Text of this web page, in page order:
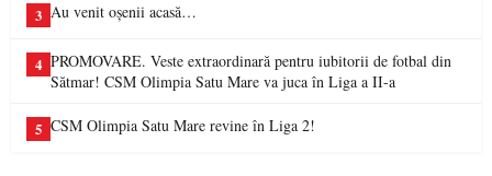
3 Au venit oșenii acasă…
4 PROMOVARE. Veste extraordinară pentru iubitorii de fotbal din
Sătmar! CSM Olimpia Satu Mare va juca în Liga a II-a
5 CSM Olimpia Satu Mare revine în Liga 2!